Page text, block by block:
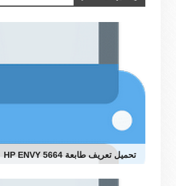
تحميل تعريف طابعة HP ENVY 5664